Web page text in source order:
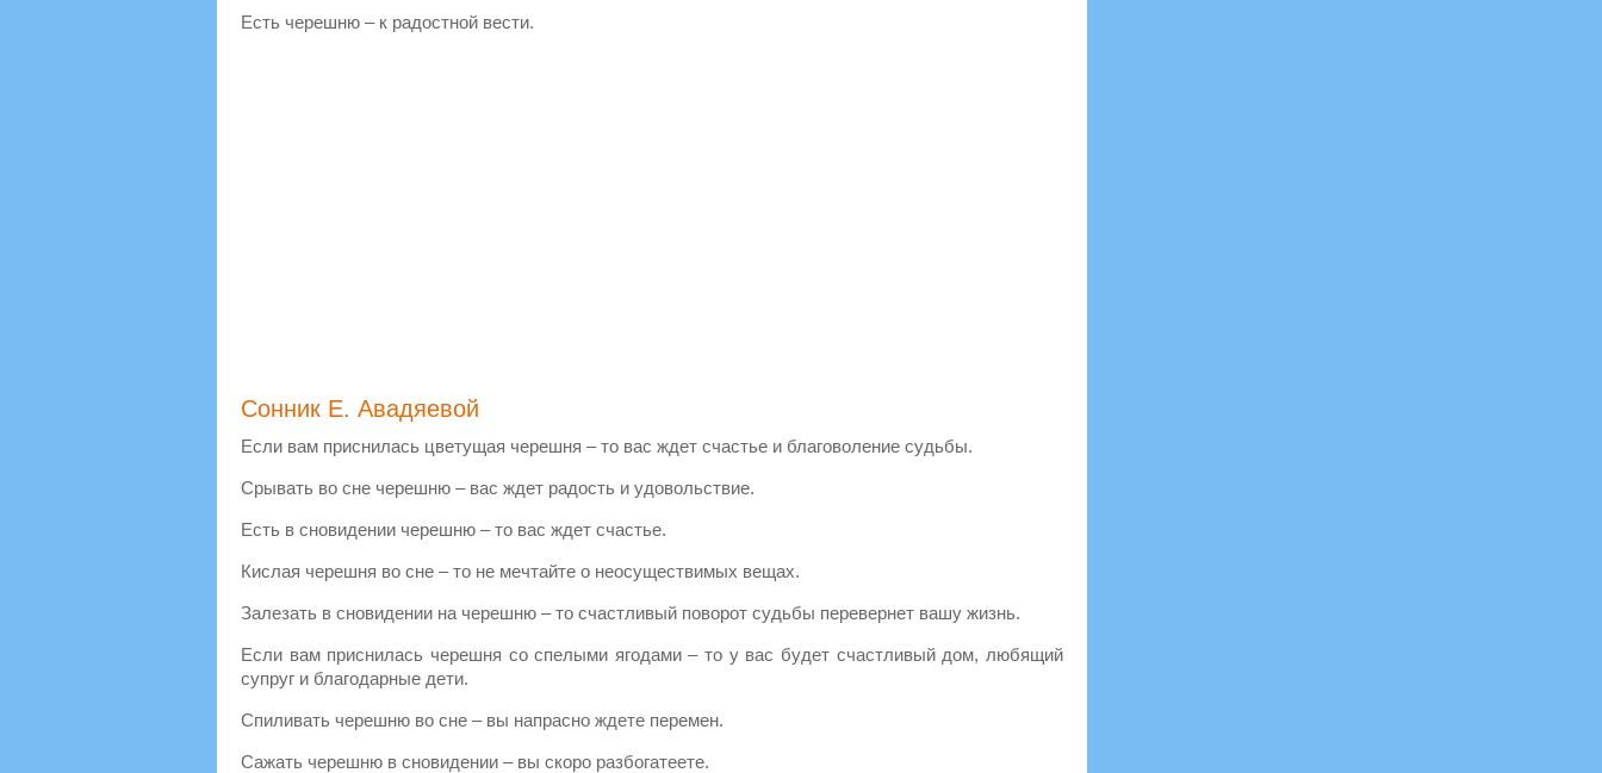
Есть черешню – к радостной вести.
Сонник Е. Авадяевой
Если вам приснилась цветущая черешня – то вас ждет счастье и благоволение судьбы.
Срывать во сне черешню – вас ждет радость и удовольствие.
Есть в сновидении черешню – то вас ждет счастье.
Кислая черешня во сне – то не мечтайте о неосуществимых вещах.
Залезать в сновидении на черешню – то счастливый поворот судьбы перевернет вашу жизнь.
Если вам приснилась черешня со спелыми ягодами – то у вас будет счастливый дом, любящий
супруг и благодарные дети.
Спиливать черешню во сне – вы напрасно ждете перемен.
Сажать черешню в сновидении – вы скоро разбогатеете.